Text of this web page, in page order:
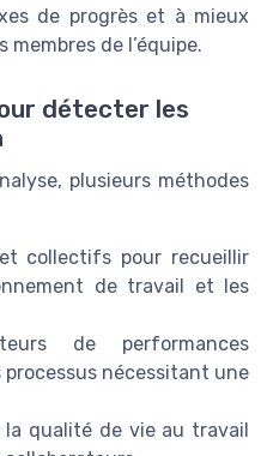
de progrès et à mieux
de l’équipe.
détecter les
plusieurs méthodes
collectifs pour recueillir
de travail et les
de performances
nécessitant une
la qualité de vie au travail